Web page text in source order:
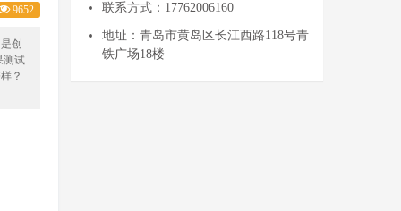
9652
创
测试
？
联系方式： 17762006160
地址：青岛市黄岛区长江西路118号青
铁广场18楼